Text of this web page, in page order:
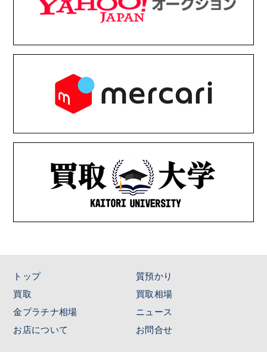
トップ
質預かり
買取
買取相場
金プラチナ相場
ニュース
お店について
お問合せ